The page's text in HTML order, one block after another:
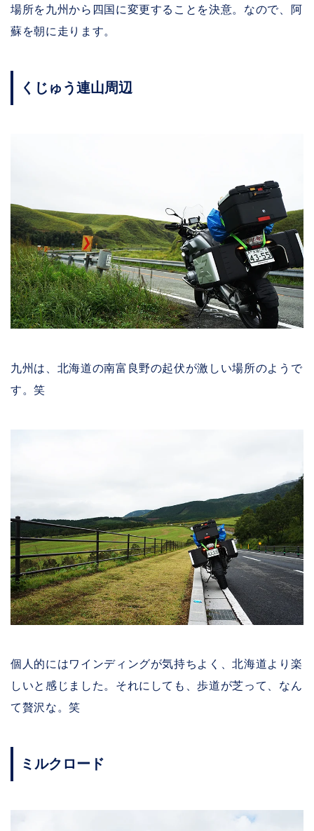
場所を九州から四国に変更することを決意。なので、阿
蘇を朝に走ります。
くじゅう連山周辺
九州は、北海道の南富良野の起伏が激しい場所のようで
す。笑
個人的にはワインディングが気持ちよく、北海道より楽
しいと感じました。それにしても、歩道が芝って、なん
て贅沢な。笑
ミルクロード